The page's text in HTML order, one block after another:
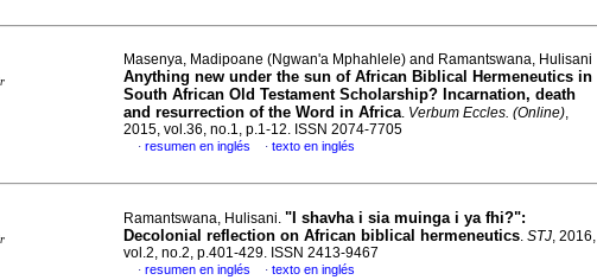
Masenya, Madipoane (Ngwan'a Mphahlele) and Ramantswana, Hulisani
Anything new under the sun of African Biblical Hermeneutics in
South African Old Testament Scholarship? Incarnation, death
and resurrection of the Word in Africa. Verbum Eccles. (Online),
2015, vol.36, no.1, p.1-12. ISSN 2074-7705
· resumen en inglés · texto en inglés
Ramantswana, Hulisani. "I shavha i sia muinga i ya fhi?":
Decolonial reflection on African biblical hermeneutics. STJ, 2016,
vol.2, no.2, p.401-429. ISSN 2413-9467
· resumen en inglés · texto en inglés